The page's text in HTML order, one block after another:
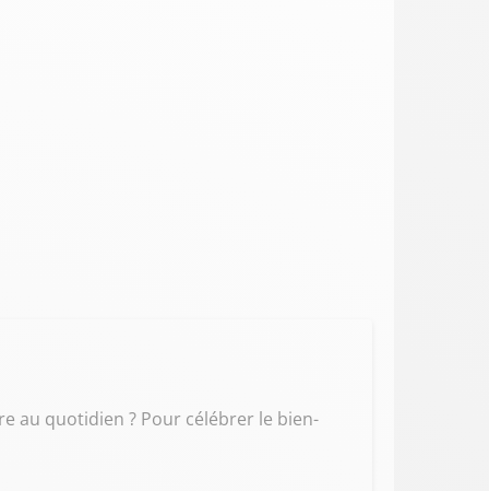
au quotidien ? Pour célébrer le bien-